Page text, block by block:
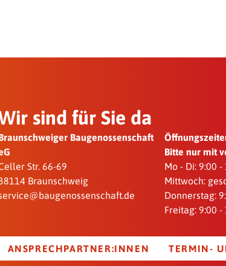
sind für Sie da
Baugenossenschaft
Str. 66-69
Braunschweig
Bitte nur mit
Mo - Di: 9:00
Mittwoch:
Donnerstag:
Freitag: 9:00 -
ANSPRECHPARTNER:INNEN TERMIN-